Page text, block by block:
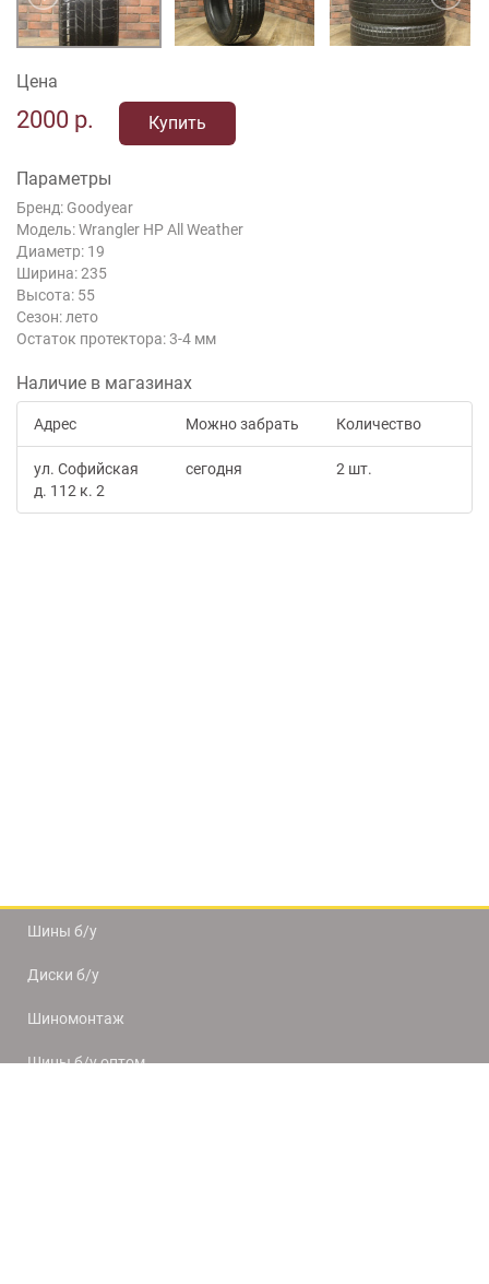
Цена
2000 р. Купить
Параметры
Бренд: Goodyear
Модель: Wrangler HP All Weather
Диаметр: 19
Ширина: 235
Высота: 55
Сезон: лето
Остаток протектора: 3-4 мм
Наличие в магазинах
Адрес Можно забрать Количество
ул. Софийская
д. 112 к. 2
сегодня 2 шт.
Шины б/у
Диски б/у
Шиномонтаж
Шины б/у оптом